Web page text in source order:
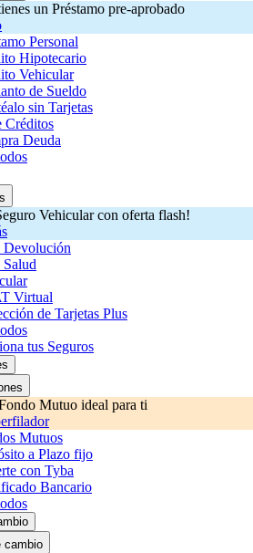
un Préstamo pre-aprobado
Personal
Hipotecario
Vehicular
de Sueldo
sin Tarjetas
Créditos
Deuda
Vehicular con oferta flash!
Devolución
Salud
Virtual
de Tarjetas Plus
tus Seguros
Mutuo ideal para ti
Mutuos
a Plazo fijo
con Tyba
Bancario
cambio